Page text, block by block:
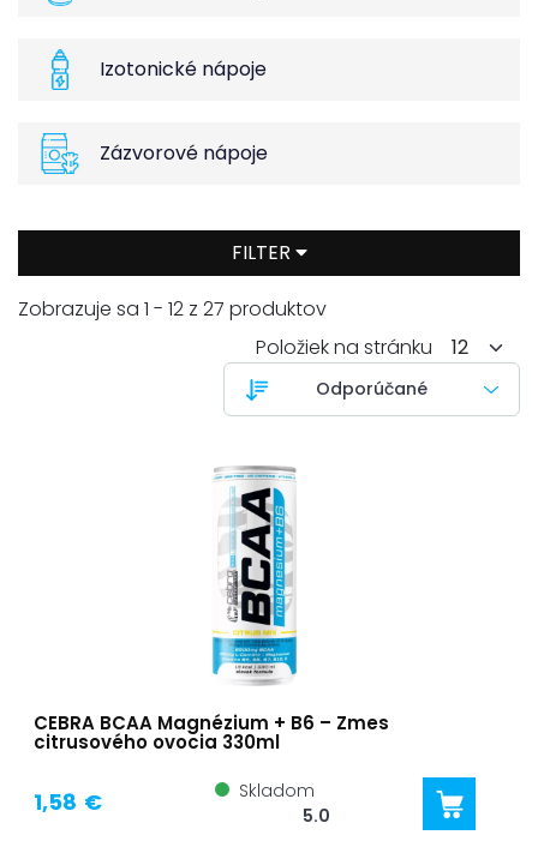
Izotonické nápoje
Zázvorové nápoje
FILTER
Zobrazuje sa 1 - 12 z 27 produktov
Položiek na stránku
CEBRA BCAA Magnézium + B6 – Zmes
citrusového ovocia 330ml
1,58 €
Skladom
5.0